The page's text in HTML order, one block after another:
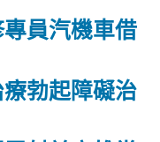
員汽機車借
勃起障礙治